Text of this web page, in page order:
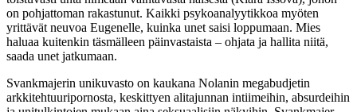
on pohjattoman rakastunut. Kaikki psykoanalyytikkoa myöten
yrittävät neuvoa Eugenelle, kuinka unet saisi loppumaan. Mies
haluaa kuitenkin täsmälleen päinvastaista – ohjata ja hallita niitä,
saada unet jatkumaan.
Svankmajerin unikuvasto on kaukana Nolanin megabudjetin
arkkitehtuuripornosta, keskittyen alitajunnan intiimeihin, absurdeihin